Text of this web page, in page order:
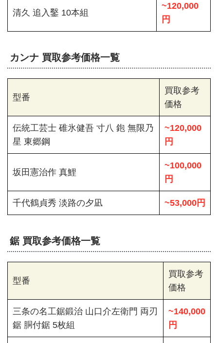
清久 追入鑿 10本組
~120,000
円
カンナ 買取参考価格一覧
型番
買取参考
価格
伝統工芸士 碓氷健吾 寸八 鉋 無限乃
星 東郷鋼
~120,000
円
坂田憲治作 真鯉
~100,000
円
千代鶴貞秀 淡路の夕凪 ~53,000円
鋸 買取参考価格一覧
型番
買取参考
価格
三条の名工鋸鍛治 山口介左衛門 両刃
鋸 胴付鋸 5枚組
~140,000
円